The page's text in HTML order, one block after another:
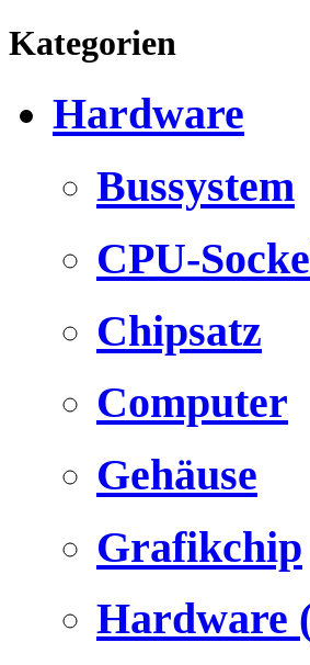
Kategorien
Hardware
Bussystem
CPU-
Chipsatz
Computer
Gehäuse
Grafikchip
Hardware